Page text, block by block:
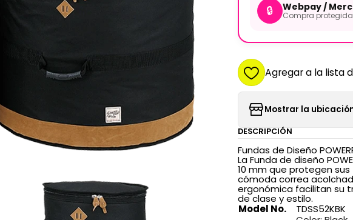
🔒 Webpay /
Compra
Agregar a la lista
Mostrar la
DESCRIPCIÓN
Fundas de Diseño
La Funda de diseño
10 mm que protegen
cómoda correa
ergonómica facilitan su
de clase y estilo.
Model No.
TDSS52KBK